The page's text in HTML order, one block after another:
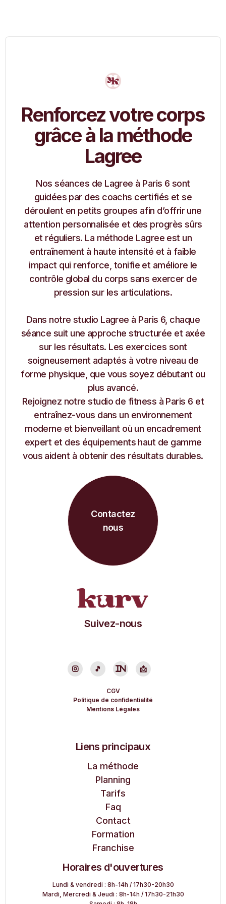
Renforcez votre corps
grâce à la méthode
Lagree
Nos séances de Lagree à Paris 6 sont
guidées par des coachs certifiés et se
déroulent en petits groupes afin d’offrir une
attention personnalisée et des progrès sûrs
et réguliers. La méthode Lagree est un
entraînement à haute intensité et à faible
impact qui renforce, tonifie et améliore le
contrôle global du corps sans exercer de
pression sur les articulations.
Dans notre studio Lagree à Paris 6, chaque
séance suit une approche structurée et axée
sur les résultats. Les exercices sont
soigneusement adaptés à votre niveau de
forme physique, que vous soyez débutant ou
plus avancé.
Rejoignez notre studio de fitness à Paris 6 et
entraînez-vous dans un environnement
moderne et bienveillant où un encadrement
expert et des équipements haut de gamme
vous aident à obtenir des résultats durables.
Contactez
nous
Suivez-nous
 🎵 in 📩
CGV
Politique de confidentialité
Mentions Légales
Liens principaux
La méthode
Planning
Tarifs
Faq
Contact
Formation
Franchise
Horaires d'ouvertures
Lundi & vendredi : 8h-14h / 17h30-20h30
Mardi, Mercredi & Jeudi : 8h-14h / 17h30-21h30